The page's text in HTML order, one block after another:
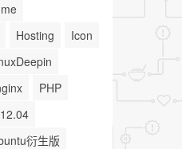
Hosting
Icon
PHP
衍生版